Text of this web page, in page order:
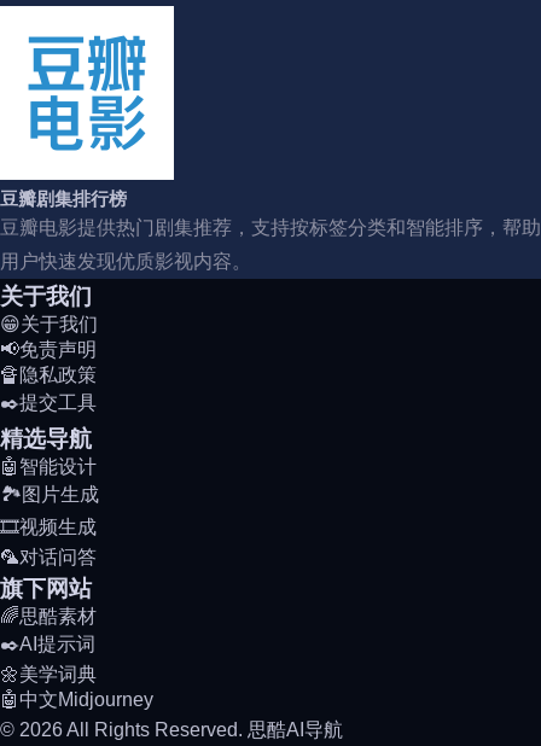
豆瓣剧集排行榜
豆瓣电影提供热门剧集推荐，支持按标签分类和智能排序，帮助
用户快速发现优质影视内容。
关于我们
😁关于我们
📢免责声明
🔏隐私政策
✒️提交工具
精选导航
🤖智能设计
🏞️图片生成
🎞️视频生成
🦜对话问答
旗下网站
🌈思酷素材
✒️AI提示词
🌼美学词典
🤖中文Midjourney
© 2026 All Rights Reserved. 思酷AI导航